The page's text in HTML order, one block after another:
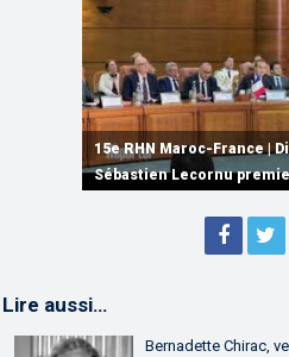
15e RHN Maroc-France |
plusieurs accords de
partenariat
15e RHN Maroc-France |
Sébastien Lecornu
15e Réunion de Haut
Discours de M. Aziz
Lire aussi…
Bernadette Chirac,